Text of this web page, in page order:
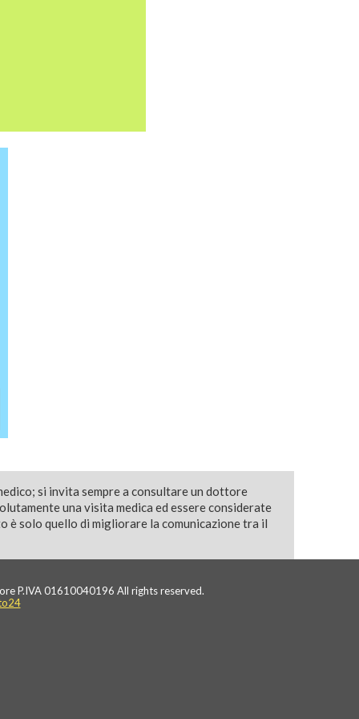
si invita sempre a consultare un dottore
una visita medica ed essere considerate
è solo quello di migliorare la comunicazione tra il
P.IVA 01610040196 All rights reserved.